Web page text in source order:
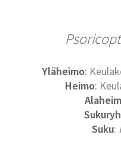
Yläheimo:
Heimo:
Suku: